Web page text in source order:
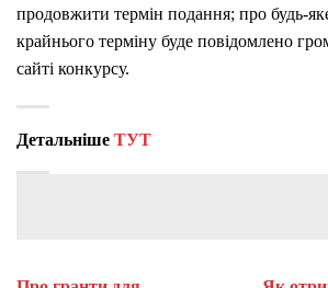
продовжити термін подання; про будь-
крайнього терміну буде повідомлено
сайті конкурсу.
Детальніше ТУТ